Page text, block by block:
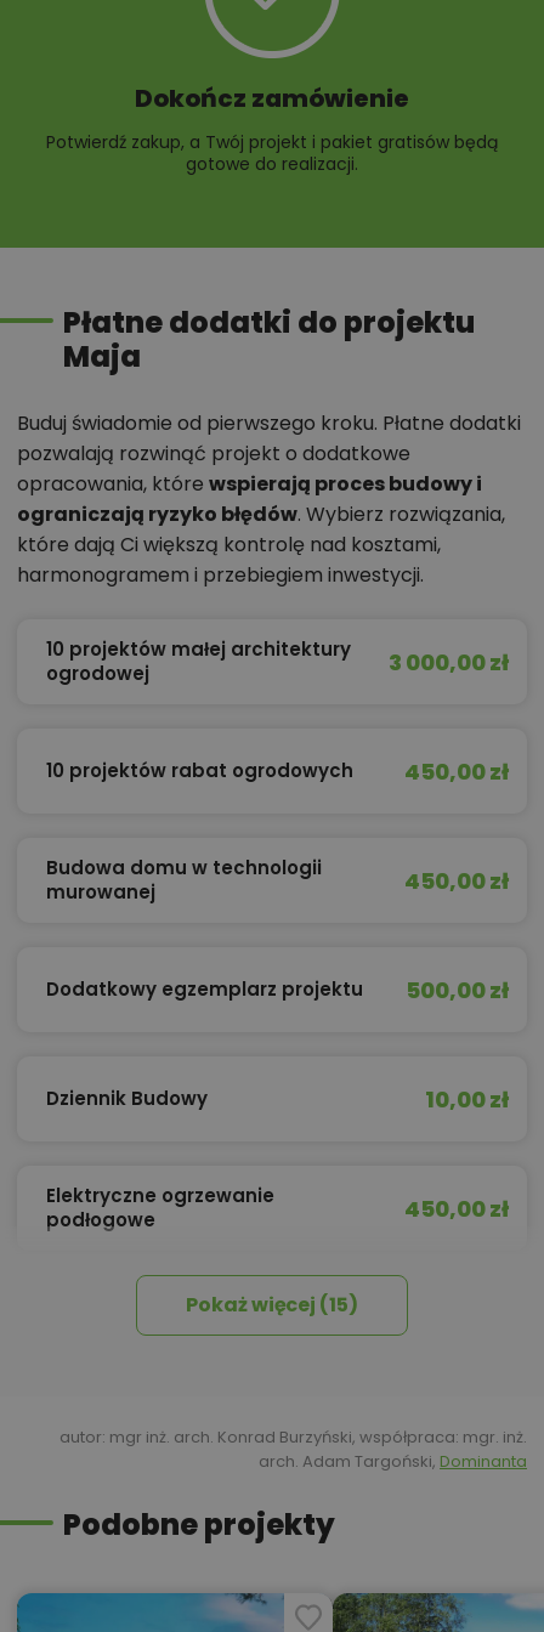
Dokończ zamówienie
Potwierdź zakup, a Twój projekt i pakiet gratisów będą
gotowe do realizacji.
Płatne dodatki do projektu
Maja
Buduj świadomie od pierwszego kroku. Płatne dodatki
pozwalają rozwinąć projekt o dodatkowe
opracowania, które wspierają proces budowy i
ograniczają ryzyko błędów. Wybierz rozwiązania,
które dają Ci większą kontrolę nad kosztami,
harmonogramem i przebiegiem inwestycji.
10 projektów małej architektury
ogrodowej
3 000,00 zł
10 projektów rabat ogrodowych 450,00 zł
Budowa domu w technologii
murowanej
450,00 zł
Dodatkowy egzemplarz projektu 500,00 zł
Dziennik Budowy 10,00 zł
Elektryczne ogrzewanie
podłogowe
450,00 zł
Izolacja celulozowa
Kosztorys inwestorski 600,00 zł
Kredyt hipoteczny z operatem za
Pokaż więcej (15)
autor: mgr inż. arch. Konrad Burzyński, współpraca: mgr. inż.
arch. Adam Targoński, Dominanta
Podobne projekty